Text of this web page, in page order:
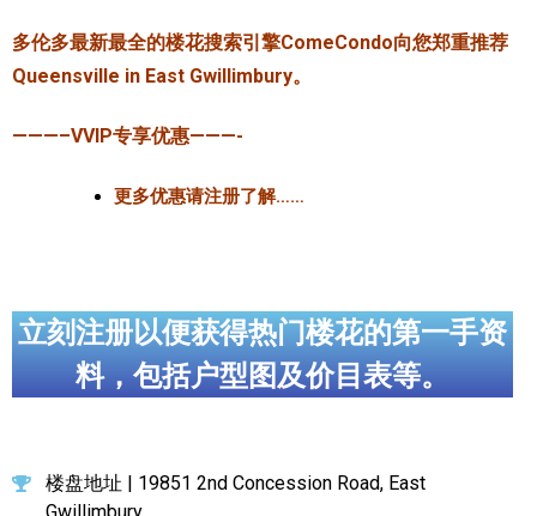
多伦多最新最全的楼花搜索引擎ComeCondo向您郑重推荐
Queensville in East Gwillimbury。
———–VVIP专享优惠———-
更多优惠请注册了解……
立刻注册以便获得热门楼花的第一手资
料，包括户型图及价目表等。
楼盘地址 | 19851 2nd Concession Road, East